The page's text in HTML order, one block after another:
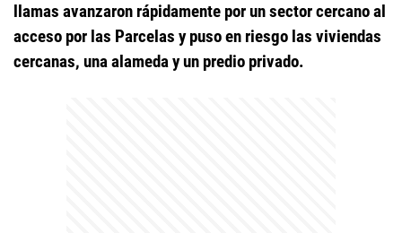
llamas avanzaron rápidamente por un sector cercano al
acceso por las Parcelas y puso en riesgo las viviendas
cercanas, una alameda y un predio privado.